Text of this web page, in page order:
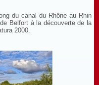
du canal du Rhône au Rhin
Belfort à la découverte de la
2000.